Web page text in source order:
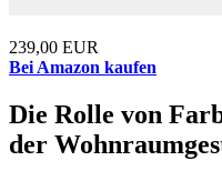
239,00 EUR
Bei Amazon kaufen
Die Rolle von
der